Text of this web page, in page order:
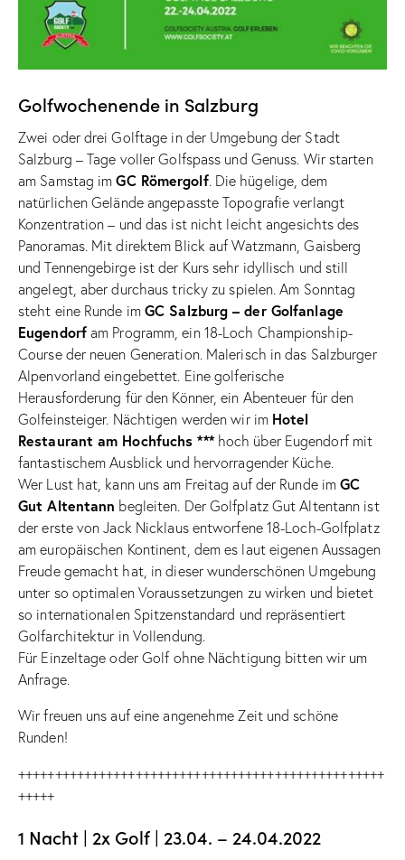
Golfwochenende in Salzburg
Zwei oder drei Golftage in der Umgebung der Stadt
Salzburg – Tage voller Golfspass und Genuss. Wir starten
am Samstag imGC Römergolf. Die hügelige, dem
natürlichen Gelände angepasste Topografie verlangt
Konzentration – und das ist nicht leicht angesichts des
Panoramas. Mit direktem Blick auf Watzmann, Gaisberg
und Tennengebirge ist der Kurs sehr idyllisch und still
angelegt, aber durchaus tricky zu spielen. Am Sonntag
steht eine Runde im GC Salzburg – der Golfanlage
Eugendorfam Programm, ein 18-Loch Championship-
Course der neuen Generation. Malerisch in das Salzburger
Alpenvorland eingebettet. Eine golferische
Herausforderung für den Könner, ein Abenteuer für den
Golfeinsteiger. Nächtigen werden wir im Hotel
Restaurant am Hochfuchs ***hoch über Eugendorf mit
fantastischem Ausblick und hervorragender Küche.
Wer Lust hat, kann uns am Freitag auf der Runde imGC
Gut Altentann begleiten. Der Golfplatz Gut Altentann ist
der erste von Jack Nicklaus entworfene 18-Loch-Golfplatz
am europäischen Kontinent, dem es laut eigenen Aussagen
Freude gemacht hat, in dieser wunderschönen Umgebung
unter so optimalen Voraussetzungen zu wirken und bietet
so internationalen Spitzenstandard und repräsentiert
Golfarchitektur in Vollendung.
Für Einzeltage oder Golf ohne Nächtigung bitten wir um
Anfrage.
Wir freuen uns auf eine angenehme Zeit und schöne
Runden!
++++++++++++++++++++++++++++++++++++++++++++++++++
+++++
1 Nacht | 2x Golf | 23.04. – 24.04.2022